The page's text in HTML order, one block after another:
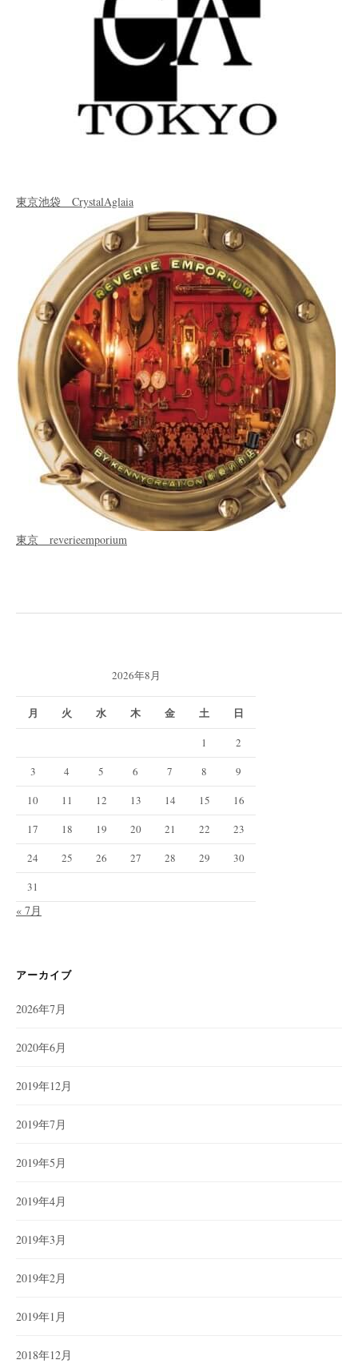
東京池袋 CrystalAglaia
東京 reverieemporium
2026年8月
月 火 水 木 金 土 日
1
2
3
4 5 6 7 8
9
10
11 12 13 14 15
16
17
18 19 20 21 22
23
24
25 26 27 28 29
30
31
« 7月
アーカイブ
2026年7月
2020年6月
2019年12月
2019年7月
2019年5月
2019年4月
2019年3月
2019年2月
2019年1月
2018年12月